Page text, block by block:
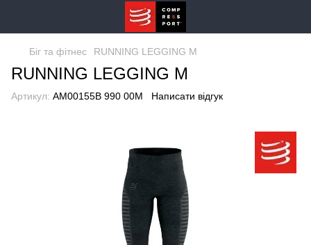
Біг та фітнес RUNNING LEGGING M
RUNNING LEGGING M
Артикул: AM00155B 990 00M Написати відгук